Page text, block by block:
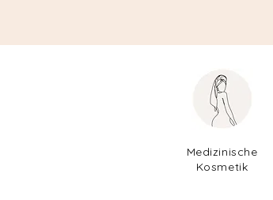
Medizinische
Kosmetik